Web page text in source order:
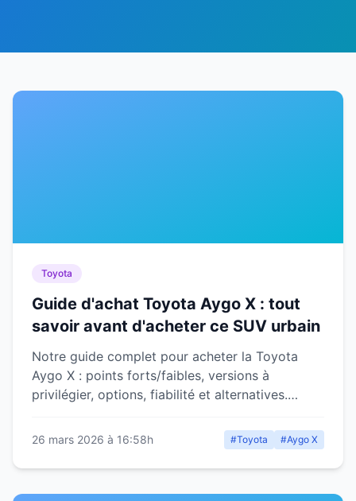
Toyota
Guide d'achat Toyota Aygo X : tout
savoir avant d'acheter ce SUV urbain
Notre guide complet pour acheter la Toyota
Aygo X : points forts/faibles, versions à
privilégier, options, fiabilité et alternatives.
26 mars 2026 à 16:58h #Toyota #Aygo X